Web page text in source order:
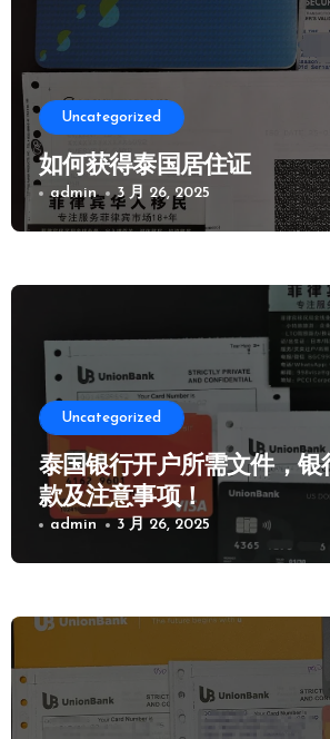
Uncategorized
如何获得泰国居住证
admin 3 月 26, 2025
Uncategorized
泰国银行开户所需文件，银
款及注意事项！
admin 3 月 26, 2025